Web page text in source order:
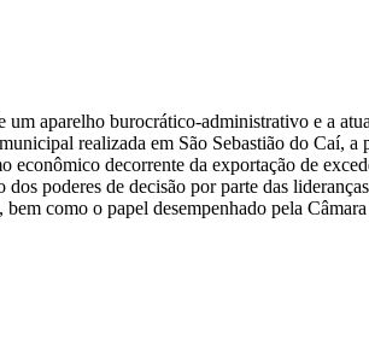
aparelho burocrático-administrativo e a
realizada em São Sebastião do Caí,
decorrente da exportação de
poderes de decisão por parte das
como o papel desempenhado pela